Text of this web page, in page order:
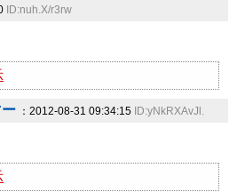
ID:nuh.X/r3rw
：2012-08-31 09:34:15 ID:yNkRXAvJl.